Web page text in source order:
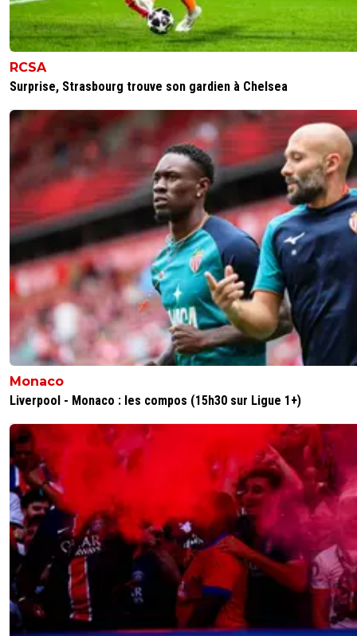
RCSA
Surprise, Strasbourg trouve son gardien à Chelsea
Monaco
Liverpool - Monaco : les compos (15h30 sur Ligue 1+)